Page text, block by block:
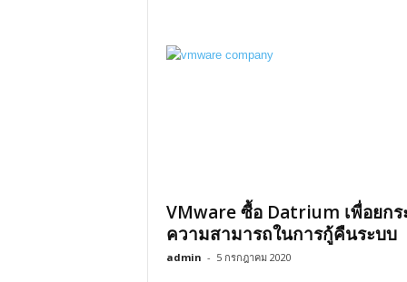
VMware ซื้อ Datrium เพื่อยกร
ความสามารถในการกู้คืนระบบ
admin - 5 กรกฎาคม 2020